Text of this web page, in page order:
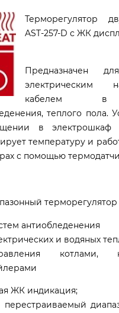
Терморегулятор
AST-257-D с ЖК
Предназначен
электрическим
кабелем в
теплого пола.
в электрошкаф
температуру и
с помощью
терморегулятор
антиобледенения
и водяных
котлами,
ЖК индикация;
перестраиваемый